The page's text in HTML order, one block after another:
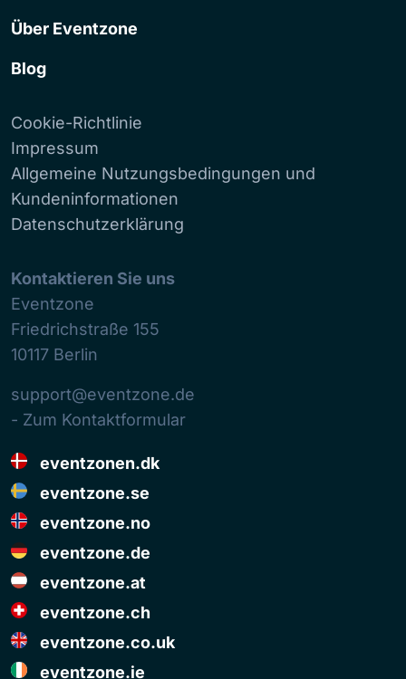
Über Eventzone
Blog
Cookie-Richtlinie
Impressum
Allgemeine Nutzungsbedingungen und
Kundeninformationen
Datenschutzerklärung
Kontaktieren Sie uns
Eventzone
Friedrichstraße 155
10117 Berlin
support@eventzone.de
- Zum Kontaktformular
eventzonen.dk
eventzone.se
eventzone.no
eventzone.de
eventzone.at
eventzone.ch
eventzone.co.uk
eventzone.ie